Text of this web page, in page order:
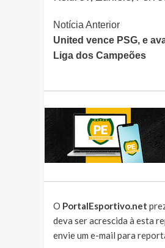
Continue
Lendo
Notícia Anterior
United vence PSG, e
Liga dos Campeões
O PortalEsportivo.net
deva ser acrescida à esta
envie um e-mail para